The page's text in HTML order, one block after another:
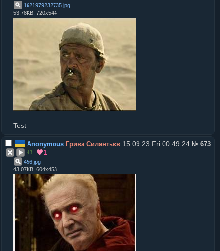
1621979232735 jpg
53.78KB, 720x544
Test
Anonymous Грива Силантьєв15.09.23 Fri 00:49:24 № 673
43 1
456 jpg
43.07KB, 604x453